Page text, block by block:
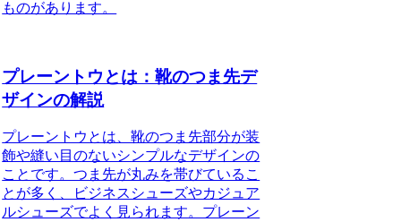
ものがあります。
プレーントウとは：靴のつま先デ
ザインの解説
プレーントウとは、靴のつま先部分が装
飾や縫い目のないシンプルなデザインの
ことです。つま先が丸みを帯びているこ
とが多く、ビジネスシューズやカジュア
ルシューズでよく見られます。プレーン